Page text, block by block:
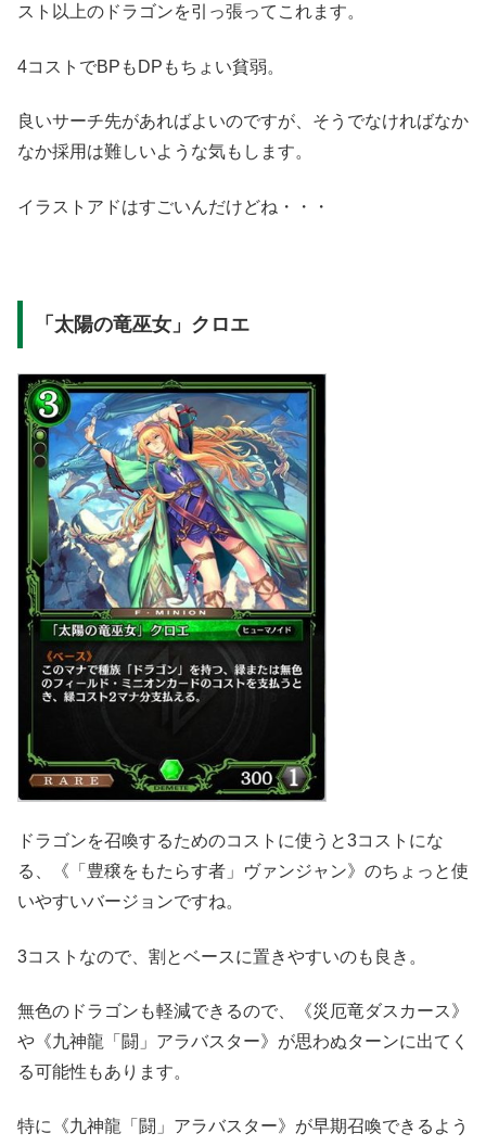
スト以上のドラゴンを引っ張ってこれます。
4コストでBPもDPもちょい貧弱。
良いサーチ先があればよいのですが、そうでなければなか
なか採用は難しいような気もします。
イラストアドはすごいんだけどね・・・
「太陽の竜巫女」クロエ
ドラゴンを召喚するためのコストに使うと3コストにな
る、《「豊穣をもたらす者」ヴァンジャン》のちょっと使
いやすいバージョンですね。
3コストなので、割とベースに置きやすいのも良き。
無色のドラゴンも軽減できるので、《災厄竜ダスカース》
や《九神龍「闘」アラバスター》が思わぬターンに出てく
る可能性もあります。
特に《九神龍「闘」アラバスター》が早期召喚できるよう